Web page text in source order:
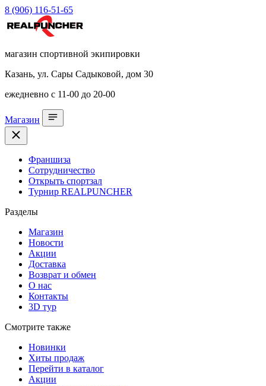
8 (906) 116-51-65
магазин спортивной экипировки
Казань, ул. Сары Садыковой, дом 30
ежедневно с 11-00 до 20-00
Магазин
Франшиза
Сотрудничество
Открыть спортзал
Турнир REALPUNCHER
Разделы
Магазин
Новости
Акции
Доставка
Возврат и обмен
О нас
Контакты
3D тур
Смотрите также
Новинки
Хиты продаж
Перейти в каталог
Акции